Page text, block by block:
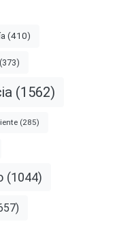
(410)
(373)
(1562)
(285)
(1044)